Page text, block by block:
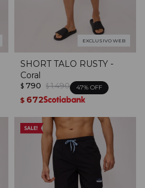
EXCLUSIVO WEB
SHORT TALO RUSTY -
Coral
$ 790 $ 1.490 47
$ 672